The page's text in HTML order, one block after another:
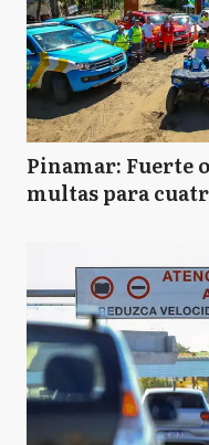
Pinamar: Fuerte
multas para